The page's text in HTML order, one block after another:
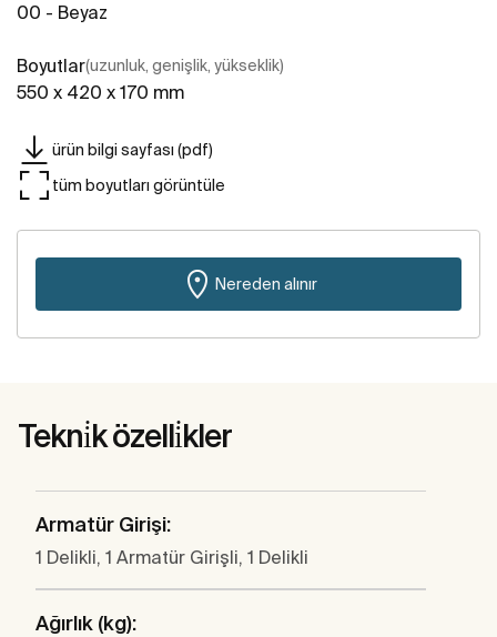
00 - Beyaz
Boyutlar(uzunluk, genişlik, yükseklik)
550 x 420 x 170 mm
ürün bilgi sayfası (pdf)
tüm boyutları görüntüle
Nereden alınır
Tekni̇k özelli̇kler
Armatür Girişi:
1 Delikli, 1 Armatür Girişli, 1 Delikli
Ağırlık (kg):